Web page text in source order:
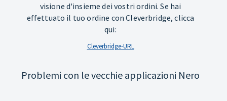
visione d'insieme dei vostri ordini. Se hai
effettuato il tuo ordine con Cleverbridge, clicca
qui:
Cleverbridge-URL
Problemi con le vecchie applicazioni Nero